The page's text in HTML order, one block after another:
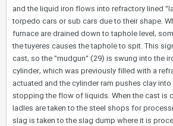
and the liquid iron flows into refractory lined
torpedo cars or sub cars due to their shape.
furnace are drained down to taphole level,
the tuyeres causes the taphole to spit. This
cast, so the "mudgun" (29) is swung into the
cylinder, which was previously filled with a
actuated and the cylinder ram pushes clay
stopping the flow of liquids. When the cast
ladles are taken to the steel shops for
slag is taken to the slag dump where it is